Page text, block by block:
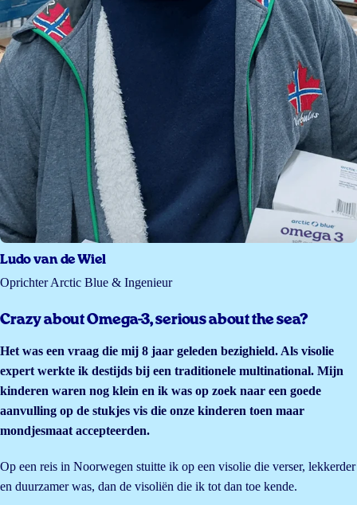
Ludo van de Wiel
Oprichter Arctic Blue & Ingenieur
Crazy about Omega-3, serious about the sea?
Het was een vraag die mij 8 jaar geleden bezighield. Als visolie
expert werkte ik destijds bij een traditionele multinational. Mijn
kinderen waren nog klein en ik was op zoek naar een goede
aanvulling op de stukjes vis die onze kinderen toen maar
mondjesmaat accepteerden.
Op een reis in Noorwegen stuitte ik op een visolie die verser, lekkerder
en duurzamer was, dan de visoliën die ik tot dan toe kende.